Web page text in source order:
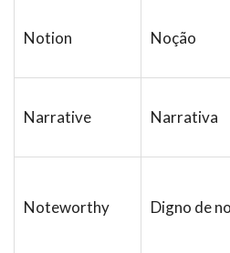
Notion Noção
Narrative Narrativa
Noteworthy Digno de